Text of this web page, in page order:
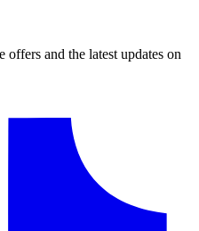
offers and the latest updates on